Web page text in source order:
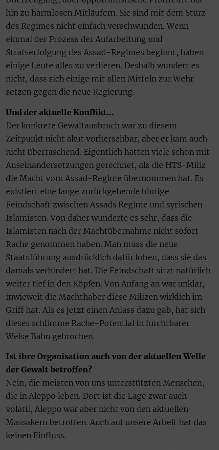
hin zu harmlosen Mitläufern. Sie sind mit dem Sturz
des Regimes nicht einfach verschwunden. Wenn
einmal der Prozess der Aufarbeitung und
Strafverfolgung des Assad-Regimes beginnt, haben
einige Leute alles zu verlieren. Deshalb wundert es
nicht, dass sich einige mit allen Mitteln zur Wehr
setzen gegen die neue Regierung.
Und der aktuelle Konflikt…
Der konkrete Gewaltausbruch war zu diesem
Zeitpunkt nicht akut vorhersehbar, aber er kam auch
nicht überraschend. Eigentlich hatten viele schon mit
Auseinandersetzungen gerechnet, als die HTS-Miliz
die Macht vom Assad-Regime übernommen hat. Es
existiert eine lange zurückgehende blutige
Feindschaft zwischen Assads Regime und syrischen
Islamisten. Von daher wunderte es sehr, dass die
Islamisten nach der Machtübernahme nicht sofort
Rache genommen haben. Man muss die neue
Staatsführung ausdrücklich dafür loben, dass sie das
damals verhindert hat. Die Feindschaft sitzt natürlich
weiter tief in den Köpfen. Von Anfang an war unklar,
inwieweit die Machthaber diese Milizen wirklich im
Griff hat. Als es jetzt einen Anlass dazu gab, hat sich
dieses schlimme Rache-Potential in furchtbarer
Weise Bahn gebrochen.
Ist ihre Organisation auch von der aktuellen Welle
der Gewalt betroffen?
Nein, die meisten von uns unterstützten Menschen,
die in Aleppo leben. Dort ist die Lage zwar auch
volatil, Aleppo war aber nicht von den aktuellen
Massakern betroffen. Auch auf unsere Arbeit hat das
keinen Einfluss.